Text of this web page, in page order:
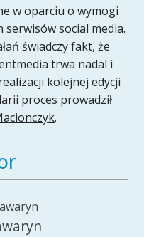
w oparciu o wymogi
social media.
świadczy fakt, że
trwa nadal i
kolejnej edycji
proces prowadził
.